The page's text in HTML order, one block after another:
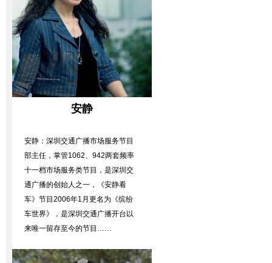
安静
安静：深圳交通广播市场服务节目
部主任，掌管1062、942两套频率
十一档市场服务类节目，是深圳交
通广播的创始人之一，《安静看
车》节目2006年1月更名为《缤纷
车世界》，是深圳交通广播开台以
来唯一留存至今的节目……